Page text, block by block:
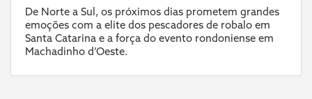
De Norte a Sul, os próximos dias prometem grandes
emoções com a elite dos pescadores de robalo em
Santa Catarina e a força do evento rondoniense em
Machadinho d’Oeste.